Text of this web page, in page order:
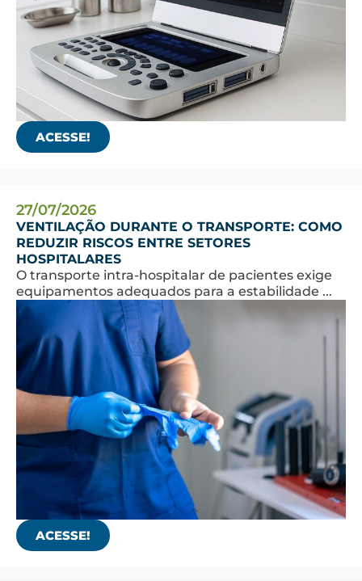
ACESSE!
27/07/2026
VENTILAÇÃO DURANTE O TRANSPORTE: COMO
REDUZIR RISCOS ENTRE SETORES
HOSPITALARES
O transporte intra-hospitalar de pacientes exige
equipamentos adequados para a estabilidade ...
ACESSE!